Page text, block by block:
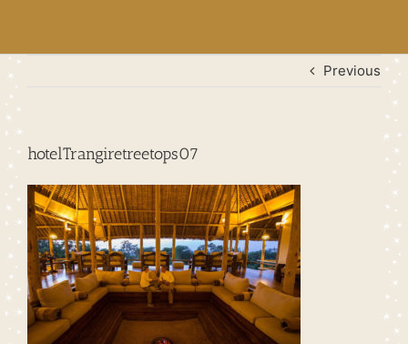
Previous
hotelTrangiretreetops07